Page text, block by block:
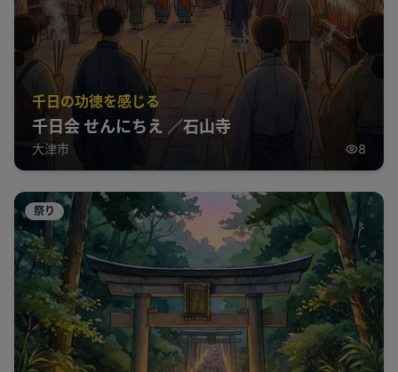
千日の功徳を感じる
千日会 せんにちえ ／石山寺
大津市 8
祭り